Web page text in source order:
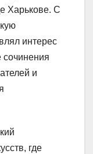
Харькове. С
интерес
сочинения
и
где